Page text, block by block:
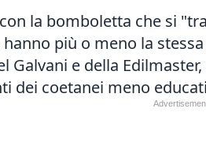
la bomboletta che si
più o meno la
Galvani e della
coetanei meno